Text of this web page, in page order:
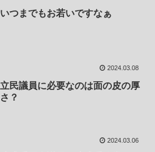
いつまでもお若いですなぁ
2024.03.08
立民議員に必要なのは面の皮の厚
さ？
2024.03.06